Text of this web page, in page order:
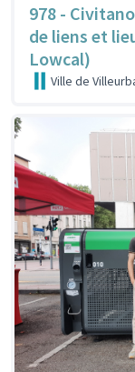
978 -
de liens et
Lowcal)
Ville de